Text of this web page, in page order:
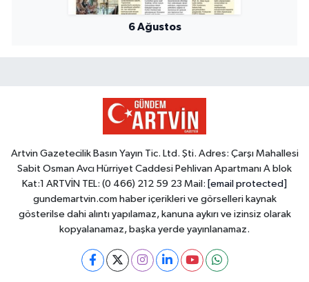
6 Ağustos
Artvin Gazetecilik Basın Yayın Tic. Ltd. Şti. Adres: Çarşı Mahallesi
Sabit Osman Avcı Hürriyet Caddesi Pehlivan Apartmanı A blok
Kat:1 ARTVİN TEL: (0 466) 212 59 23 Mail: [email protected]
gundemartvin.com haber içerikleri ve görselleri kaynak
gösterilse dahi alıntı yapılamaz, kanuna aykırı ve izinsiz olarak
kopyalanamaz, başka yerde yayınlanamaz.